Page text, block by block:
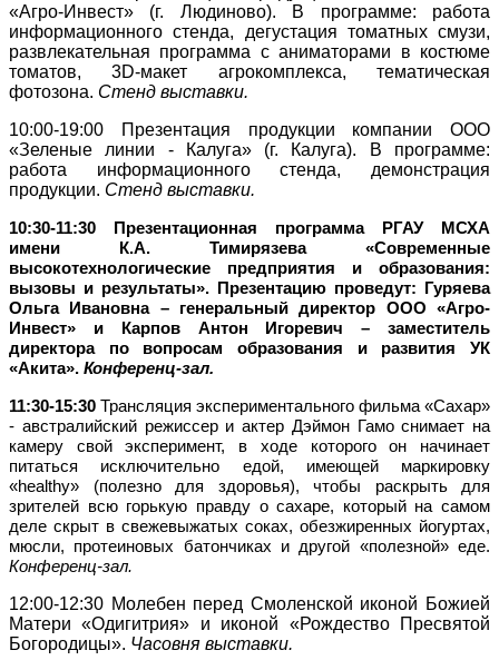
«Агро-Инвест» (г. Людиново). В программе: работа
информационного стенда, дегустация томатных смузи,
развлекательная программа с аниматорами в костюме
томатов, 3D-макет агрокомплекса, тематическая
фотозона. Стенд выставки.
10:00-19:00
Презентация продукции компании ООО
«Зеленые линии - Калуга» (г. Калуга). В программе:
работа информационного стенда, демонстрация
продукции. Стенд выставки.
10:30-11:30 Презентационная программа РГАУ МСХА
имени К.А. Тимирязева «Современные
высокотехнологические предприятия и образования:
вызовы и результаты». Презентацию проведут: Гуряева
Ольга Ивановна – генеральный директор ООО «Агро-
Инвест» и Карпов Антон Игоревич – заместитель
директора по вопросам образования и развития УК
«Акита». Конференц-зал.
11:30-15:30 Трансляция экспериментального фильма «Сахар»
- австралийский режиссер и актер Дэймон Гамо снимает на
камеру свой эксперимент, в ходе которого он начинает
питаться исключительно едой, имеющей маркировку
«healthy» (полезно для здоровья), чтобы раскрыть для
зрителей всю горькую правду о сахаре, который на самом
деле скрыт в свежевыжатых соках, обезжиренных йогуртах,
мюсли, протеиновых батончиках и другой «полезной» еде.
Конференц-зал.
12:00-12:30 Молебен перед Смоленской иконой Божией
Матери «Одигитрия» и иконой «Рождество Пресвятой
Богородицы». Часовня выставки.